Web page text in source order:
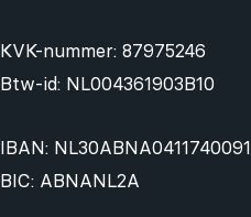
KVK-nummer: 87975246
Btw-id: NL004361903B10
IBAN: NL30ABNA0411740091
BIC: ABNANL2A